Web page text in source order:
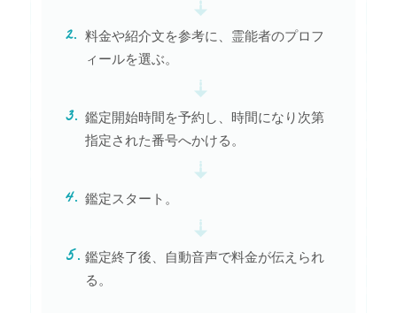
料金や紹介文を参考に、霊能者のプロフ
ィールを選ぶ。
鑑定開始時間を予約し、時間になり次第
指定された番号へかける。
鑑定スタート。
鑑定終了後、自動音声で料金が伝えられ
る。